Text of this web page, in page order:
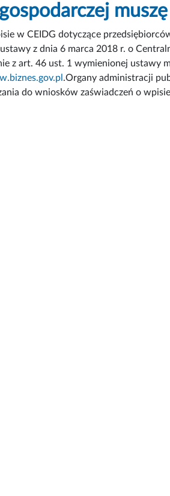
w CEIDG dotyczące
z dnia 6 marca 2018 r. o
z art. 46 ust. 1 wymienionej
.Organy administracji
do wniosków zaświadczeń o